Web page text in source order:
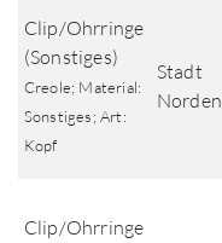
Clip/Ohrringe
(Sonstiges)
Creole; Material:
Sonstiges; Art:
Kopf
Stadt
Norden
Clip/Ohrringe